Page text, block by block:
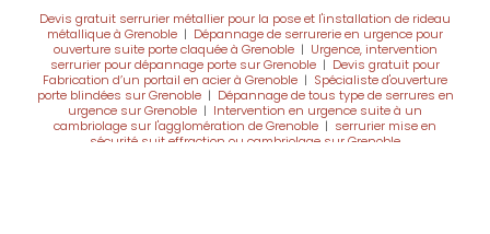
Devis gratuit serrurier métallier pour la pose et l'installation de rideau
métallique à Grenoble | Dépannage de serrurerie en urgence pour
ouverture suite porte claquée à Grenoble| Urgence, intervention
serrurier pour dépannage porte sur Grenoble | Devis gratuit pour
Fabrication d’un portail en acier à Grenoble | Spécialiste d'ouverture
porte blindées sur Grenoble| Dépannage de tous type de serrures en
urgence sur Grenoble | Intervention en urgence suite à un
cambriolage sur l'agglomération de Grenoble | serrurier mise en
sécurité suit effraction ou cambriolage sur Grenoble